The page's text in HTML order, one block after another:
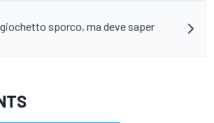
sporco, ma deve saper